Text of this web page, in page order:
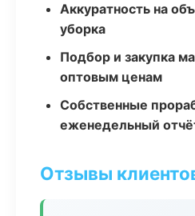
Аккуратность на
уборка
Подбор и закупка
оптовым ценам
Собственные
еженедельный
Отзывы